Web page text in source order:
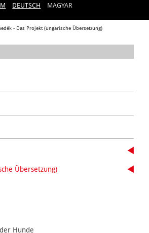
DEUTSCH MAGYAR
- Das Projekt (ungarische Übersetzung)
Übersetzung)
Hunde